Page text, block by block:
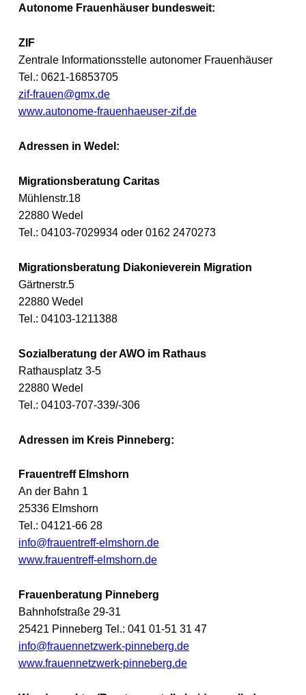
Autonome Frauenhäuser bundesweit:
ZIF
Zentrale Informationsstelle autonomer Frauenhäuser
Tel.: 0621-16853705
zif-frauen@gmx.de
www.autonome-frauenhaeuser-zif.de
Adressen in Wedel:
Migrationsberatung Caritas
Mühlenstr.18
22880 Wedel
Tel.: 04103-7029934 oder 0162 2470273
Migrationsberatung Diakonieverein Migration
Gärtnerstr.5
22880 Wedel
Tel.: 04103-1211388
Sozialberatung der AWO im Rathaus
Rathausplatz 3-5
22880 Wedel
Tel.: 04103-707-339/-306
Adressen im Kreis Pinneberg:
Frauentreff Elmshorn
An der Bahn 1
25336 Elmshorn
Tel.: 04121-66 28
info@frauentreff-elmshorn.de
www.frauentreff-elmshorn.de
Frauenberatung Pinneberg
Bahnhofstraße 29-31
25421 Pinneberg Tel.: 041 01-51 31 47
info@frauennetzwerk-pinneberg.de
www.frauennetzwerk-pinneberg.de